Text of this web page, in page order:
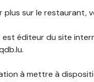
plus sur le restaurant,
éditeur du site
à mettre à